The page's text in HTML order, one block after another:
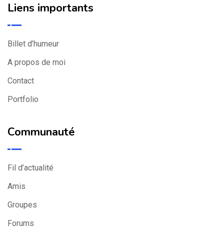
Liens importants
Billet d’humeur
A propos de moi
Contact
Portfolio
Communauté
Fil d’actualité
Amis
Groupes
Forums